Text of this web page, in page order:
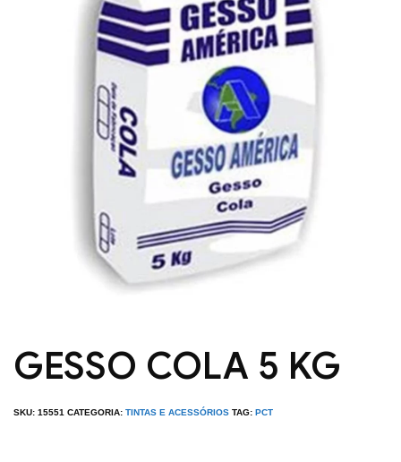
GESSO COLA 5 KG
SKU: 15551 CATEGORIA: TINTAS E ACESSÓRIOS TAG: PCT